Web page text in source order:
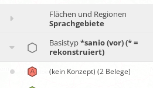
Flächen und Regionen
Sprachgebiete
Basistyp*sanio (vor) (* =
rekonstruiert)
(kein Konzept) (2 Belege)